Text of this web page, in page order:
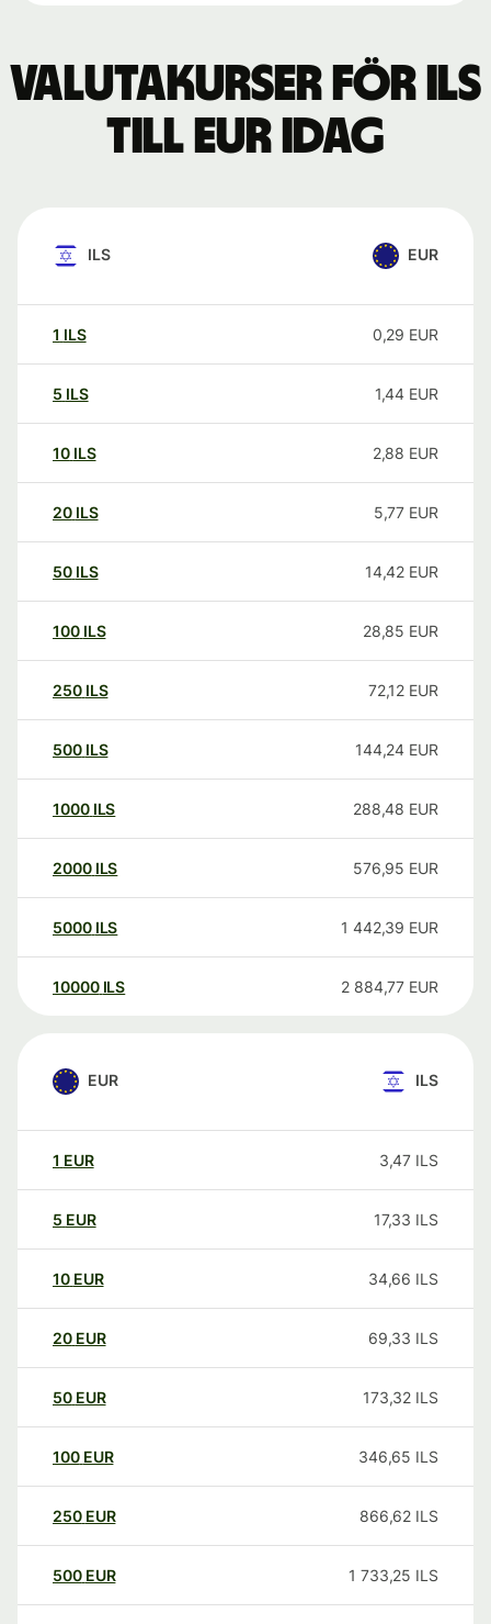
Valutakurser för ILS
till EUR idag
ILS EUR
1 ILS 0,29 EUR
5 ILS 1,44 EUR
10 ILS 2,88 EUR
20 ILS 5,77 EUR
50 ILS 14,42 EUR
100 ILS 28,85 EUR
250 ILS 72,12 EUR
500 ILS 144,24 EUR
1000 ILS 288,48 EUR
2000 ILS 576,95 EUR
5000 ILS 1 442,39 EUR
10000 ILS 2 884,77 EUR
EUR ILS
1 EUR 3,47 ILS
5 EUR 17,33 ILS
10 EUR 34,66 ILS
20 EUR 69,33 ILS
50 EUR 173,32 ILS
100 EUR 346,65 ILS
250 EUR 866,62 ILS
500 EUR 1 733,25 ILS